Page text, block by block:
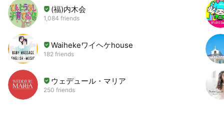
(福)内木会
1,084 friends
Waihekeワイヘケhouse
182 friends
ウェデュール・マリア
250 friends